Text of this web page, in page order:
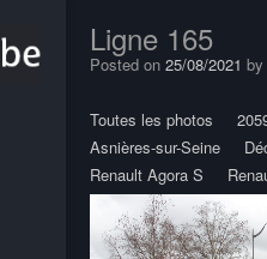
Ligne 165
Posted on 25/08/2021 by
Toutes les photos
Asnières-sur-Seine
Renault Agora S